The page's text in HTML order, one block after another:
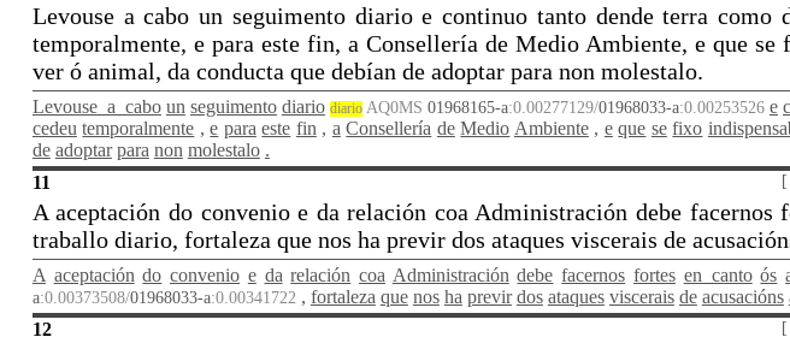
Levouse a cabo un seguimento diario e continuo tanto dende terra como
temporalmente, e para este fin, a Consellería de Medio Ambiente, e que
ver ó animal, da conducta que debían de adoptar para non molestalo.
Levouse_a_cabo un seguimento diario diarioAQ0MS 01968165-a:0.00277129/01968033-a:0.00253526 e
cedeu temporalmente , e para este fin , a Consellería de Medio Ambiente , e que se fixo
de adoptar para non molestalo .
11
A aceptación do convenio e da relación coa Administración debe
traballo diario, fortaleza que nos ha previr dos ataques viscerais de
A aceptación do convenio e da relación coa Administración debe facernos fortes en_canto ós
a:0.00373508/01968033-a:0.00341722 , fortaleza que nos ha previr dos ataques viscerais de acusacións
12